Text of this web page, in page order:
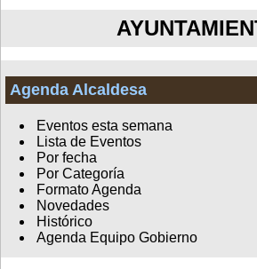
Agenda Alcaldesa
Eventos esta semana
Lista de Eventos
Por fecha
Por Categoría
Formato Agenda
Novedades
Histórico
Agenda Equipo Gobierno